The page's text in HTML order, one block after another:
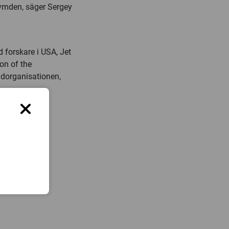
säger Sergey
forskare i USA, Jet
of the